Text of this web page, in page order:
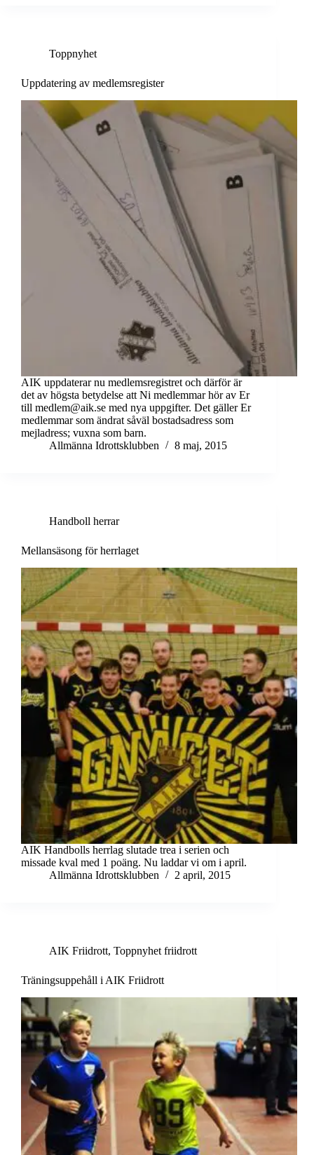
Toppnyhet
Uppdatering av medlemsregister
AIK uppdaterar nu medlemsregistret och därför är
det av högsta betydelse att Ni medlemmar hör av Er
till medlem@aik.se med nya uppgifter. Det gäller Er
medlemmar som ändrat såväl bostadsadress som
mejladress; vuxna som barn.
Allmänna Idrottsklubben
8 maj, 2015
Handboll herrar
Mellansäsong för herrlaget
AIK Handbolls herrlag slutade trea i serien och
missade kval med 1 poäng. Nu laddar vi om i april.
Allmänna Idrottsklubben
2 april, 2015
AIK Friidrott, Toppnyhet friidrott
Träningsuppehåll i AIK Friidrott